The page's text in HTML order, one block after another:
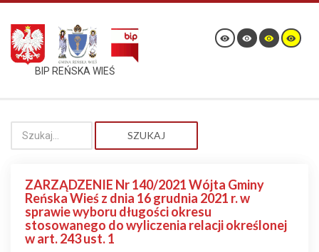
BIP REŃSKA WIEŚ
SZUKAJ
ZARZĄDZENIE Nr 140/2021 Wójta Gminy
Reńska Wieś z dnia 16 grudnia 2021 r. w
sprawie wyboru długości okresu
stosowanego do wyliczenia relacji określonej
w art. 243 ust. 1